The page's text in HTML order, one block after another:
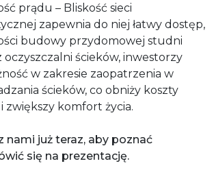
prądu – Bliskość sieci
zapewnia do niej łatwy dostęp,
budowy przydomowej studni
oczyszczalni ścieków, inwestorzy
w zakresie zaopatrzenia w
ścieków, co obniży koszty
zwiększy komfort życia.
nami już teraz, aby poznać
się na prezentację.